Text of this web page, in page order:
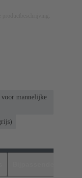
mannelijke